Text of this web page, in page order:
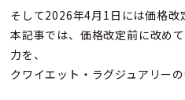
そして2026年4月1日には価格改
本記事では、価格改定前に改め
力を、
クワイエット・ラグジュアリーの